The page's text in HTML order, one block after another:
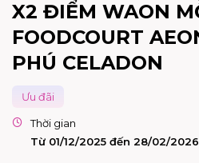
X2 ĐIỂM WAON
FOODCOURT
PHÚ CELADON
Ưu đãi
Thời gian
Từ 01/12/2025 đến 28/02/2026